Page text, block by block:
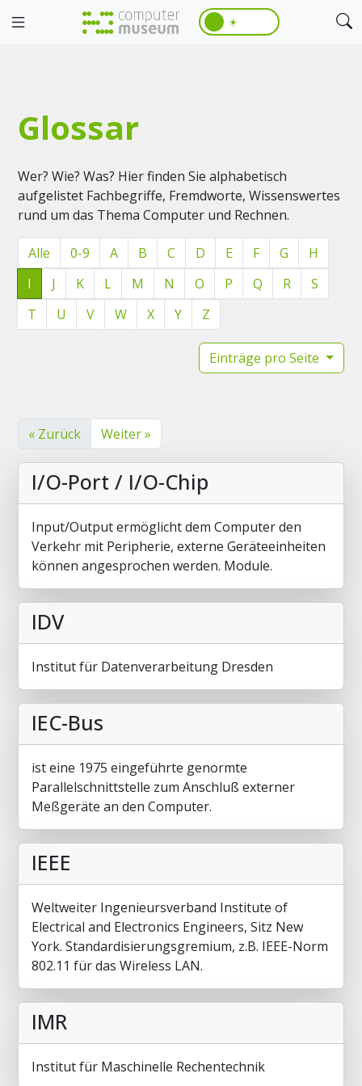
☀️
Glossar
Wer? Wie? Was? Hier finden Sie alphabetisch
aufgelistet Fachbegriffe, Fremdworte, Wissenswertes
rund um das Thema Computer und Rechnen.
Alle 0-9 A B C D E F G
H
I
J K L M N O P Q R
S
T
U V W X Y Z
Einträge pro Seite
« Zurück Weiter »
I/O-Port / I/O-Chip
Input/Output ermöglicht dem Computer den
Verkehr mit Peripherie, externe Geräteeinheiten
können angesprochen werden. Module.
IDV
Institut für Datenverarbeitung Dresden
IEC-Bus
ist eine 1975 eingeführte genormte
Parallelschnittstelle zum Anschluß externer
Meßgeräte an den Computer.
IEEE
Weltweiter Ingenieursverband Institute of
Electrical and Electronics Engineers, Sitz New
York. Standardisierungsgremium, z.B. IEEE-Norm
802.11 für das Wireless LAN.
IMR
Institut für Maschinelle Rechentechnik